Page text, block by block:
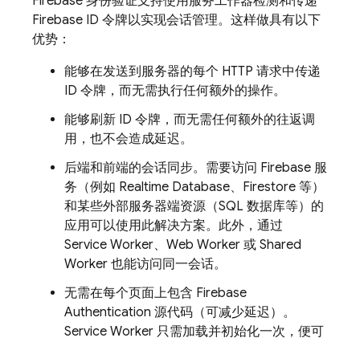
Firebase ID 令牌以实现会话管理。这样做具有以下
优势：
能够在发送到服务器的每个 HTTP 请求中传递
ID 令牌，而无需执行任何额外的操作。
能够刷新 ID 令牌，而无需任何额外的往返调
用，也不会造成延迟。
后端和前端的会话同步。需要访问 Firebase 服
务（例如 Realtime Database、Firestore 等）
和某些外部服务器端资源（SQL 数据库等）的
应用可以使用此解决方案。此外，通过
Service Worker、Web Worker 或 Shared
Worker 也能访问同一会话。
无需在每个页面上包含 Firebase
Authentication 源代码（可减少延迟）。
Service Worker 只需加载并初始化一次，便可